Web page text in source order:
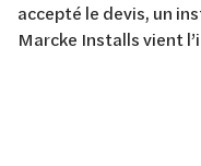
accepté le devis, un
Marcke Installs vient